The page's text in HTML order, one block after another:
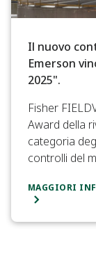
Il nuovo
Emerson
2025".
Fisher
Award della
categoria
controlli del
MAGGIORI